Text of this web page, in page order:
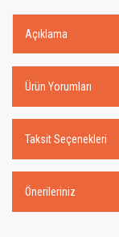
Açıklama
Ürün Yorumları
Taksit Seçenekleri
Önerileriniz